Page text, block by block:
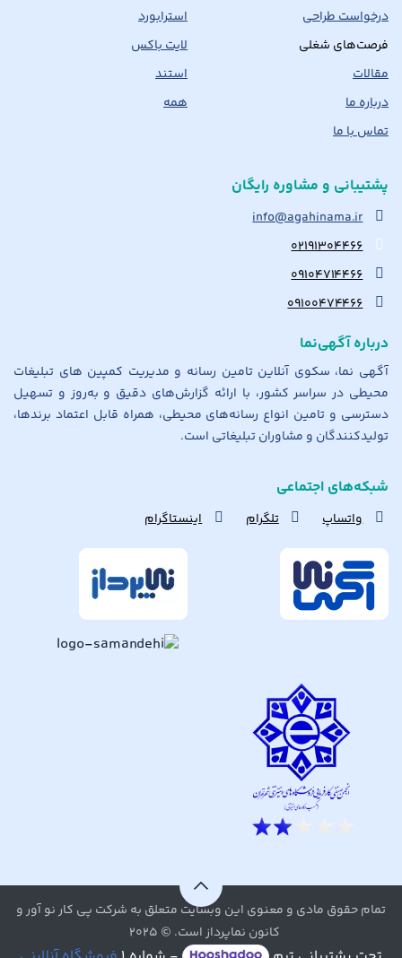
درخواست طراحی
فرصت‌های شغلی
مقالات
درباره ما
تماس با ما
استرابورد
لایت باکس
استند
همه
پشتیبانی و مشاوره رایگان
info@agahinama.ir
۰۲۱۹۱۳۰۴۴۶۶
۰۹۱۰۴۷۱۴۴۶۶
۰۹۱۰۰۴۷۴۴۶۶
درباره آگهی‌نما
آگهی نما، سکوی آنلاین تامین رسانه و مدیریت کمپین های تبلیغات
محیطی در سراسر کشور، با ارائه گزارش‌های دقیق و به‌روز و تسهیل
دسترسی و تامین انواع رسانه‌های محیطی، همراه قابل اعتماد برندها،
تولیدکنندگان و مشاوران تبلیغاتی است.
شبکه‌های اجتماعی
واتساپ تلگرام اینستاگرام
تمام حقوق مادی و معنوی این وبسایت متعلق به شرکت پی کار نو آور و
کانون نماپرداز است. © ۲۰۲۵